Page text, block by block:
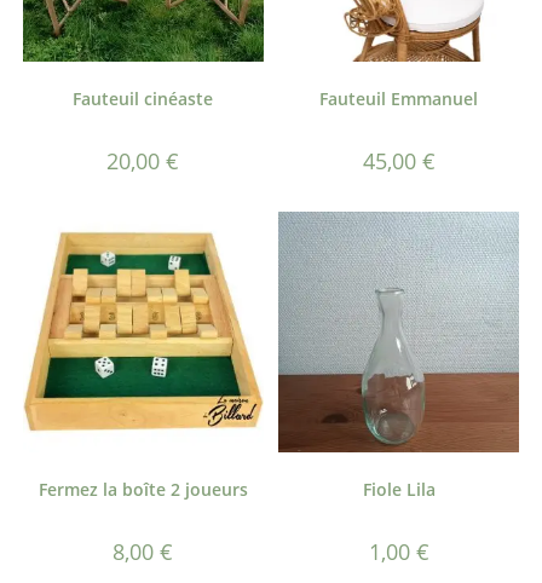
Fauteuil cinéaste
20,00€
Fauteuil Emmanuel
45,00 €
Fermez la boîte 2 joueurs
8,00€
Fiole Lila
1,00 €